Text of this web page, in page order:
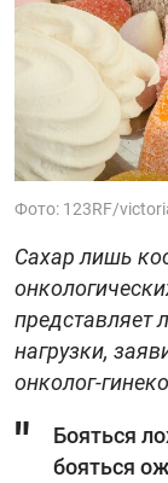
Фото: 123RF/
Сахар лишь
представляет
нагрузки,
онколог-
Бояться
бояться